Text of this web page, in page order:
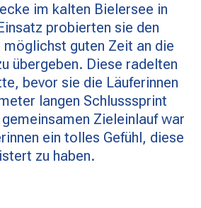
im kalten Bielersee in
probierten sie den
möglichst guten Zeit an die
übergeben. Diese radelten
bevor sie die Läuferinnen
langen Schlusssprint
Zieleinlauf war
ein tolles Gefühl, diese
zu haben.